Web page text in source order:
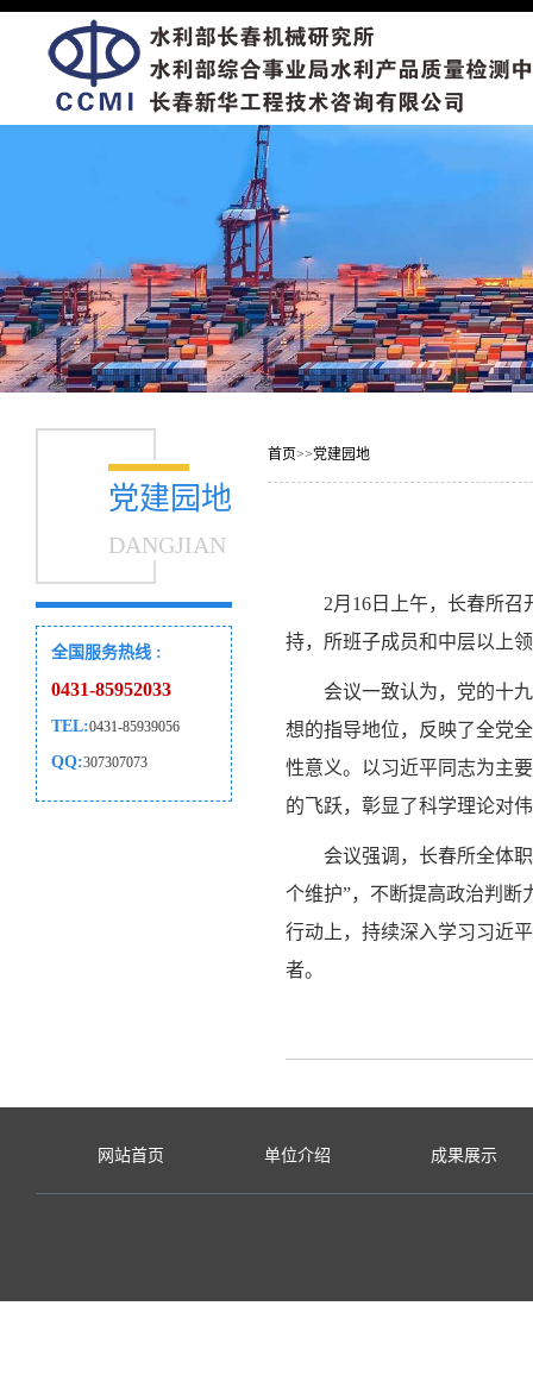
党建园地
DANGJIAN
全国服务热线 :
0431-85952033
TEL:0431-85939056
QQ:307307073
首页>>党建园地
2月16日上午，长春所召
持，所班子成员和中层以上
会议一致认为，党的十
想的指导地位，反映了全党
性意义。以习近平同志为主
的飞跃，彰显了科学理论对
会议强调，长春所全体
个维护”，不断提高政治判断
行动上，持续深入学习习近
者。
网站首页 单位介绍 成果展示